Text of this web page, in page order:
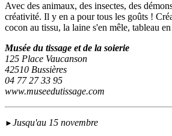
Avec des animaux, des insectes, des
créativité. Il y en a pour tous les goûts !
cocon au tissu, la laine s'en mêle, tableau
Musée du tissage et de la soierie
125 Place Vaucanson
42510 Bussières
04 77 27 33 95
www.museedutissage.com
► Jusqu'au 15 novembre